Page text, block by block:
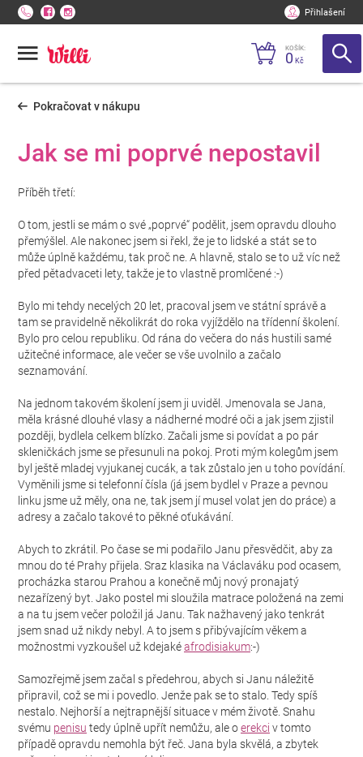
Přihlašení
KOŠÍK:
0 Kč
Pokračovat v nákupu
Jak se mi poprvé nepostavil
Příběh třetí:
O tom, jestli se mám o své „poprvé“ podělit, jsem opravdu dlouho
přemýšlel. Ale nakonec jsem si řekl, že je to lidské a stát se to
může úplně každému, tak proč ne. A hlavně, stalo se to už víc než
před pětadvaceti lety, takže je to vlastně promlčené :-)
Bylo mi tehdy necelých 20 let, pracoval jsem ve státní správě a
tam se pravidelně několikrát do roka vyjíždělo na třídenní školení.
Bylo pro celou republiku. Od rána do večera do nás hustili samé
užitečné informace, ale večer se vše uvolnilo a začalo
seznamování.
Na jednom takovém školení jsem ji uviděl. Jmenovala se Jana,
měla krásné dlouhé vlasy a nádherné modré oči a jak jsem zjistil
později, bydlela celkem blízko. Začali jsme si povídat a po pár
skleničkách jsme se přesunuli na pokoj. Proti mým kolegům jsem
byl ještě mladej vyjukanej cucák, a tak zůstalo jen u toho povídání.
Vyměnili jsme si telefonní čísla (já jsem bydlel v Praze a pevnou
linku jsme už měly, ona ne, tak jsem jí musel volat jen do práce) a
adresy a začalo takové to pěkné oťukávání.
Abych to zkrátil. Po čase se mi podařilo Janu přesvědčit, aby za
mnou do té Prahy přijela. Sraz klasika na Václaváku pod ocasem,
procházka starou Prahou a konečně můj nový pronajatý
nezařízený byt. Jako postel mi sloužila matrace položená na zemi
a na tu jsem večer položil já Janu. Tak nažhavený jako tenkrát
jsem snad už nikdy nebyl. A to jsem s přibývajícím věkem a
možnostmi vyzkoušel už kdejakéafrodisiakum:-)
Samozřejmě jsem začal s předehrou, abych si Janu náležitě
připravil, což se mi i povedlo. Jenže pak se to stalo. Tedy spíš
nestalo. Nejhorší a nejtrapnější situace v mém životě. Snahu
svému penisu tedy úplně upřít nemůžu, ale oerekci v tomto
případě opravdu nemohla být řeč. Jana byla skvělá, a zbytek